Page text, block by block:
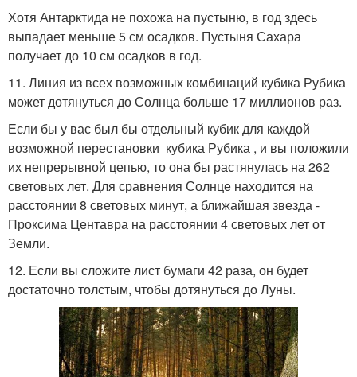
Хотя Антарктида не похожа на пустыню, в год здесь
выпадает меньше 5 см осадков. Пустыня Сахара
получает до 10 см осадков в год.
11. Линия из всех возможных комбинаций кубика Рубика
может дотянуться до Солнца больше 17 миллионов раз.
Если бы у вас был бы отдельный кубик для каждой
возможной перестановки кубика Рубика , и вы положили
их непрерывной цепью, то она бы растянулась на 262
световых лет. Для сравнения Солнце находится на
расстоянии 8 световых минут, а ближайшая звезда -
Проксима Центавра на расстоянии 4 световых лет от
Земли.
12. Если вы сложите лист бумаги 42 раза, он будет
достаточно толстым, чтобы дотянуться до Луны.